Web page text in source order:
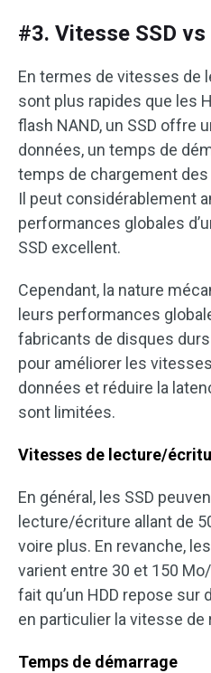
#3. Vitesse SSD vs
En termes de vitesses de
sont plus rapides que les
flash NAND, un SSD offre
données, un temps de
temps de chargement
Il peut considérablement
performances globales
SSD excellent.
Cependant, la nature
leurs performances
fabricants de disques
pour améliorer les
données et réduire la
sont limitées.
Vitesses de lecture/
En général, les SSD
lecture/écriture allant de
voire plus. En revanche,
varient entre 30 et 150
fait qu’un HDD repose
en particulier la vitesse de
Temps de démarrage